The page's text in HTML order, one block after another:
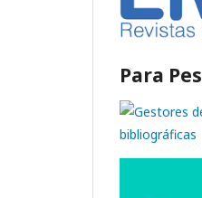
Para